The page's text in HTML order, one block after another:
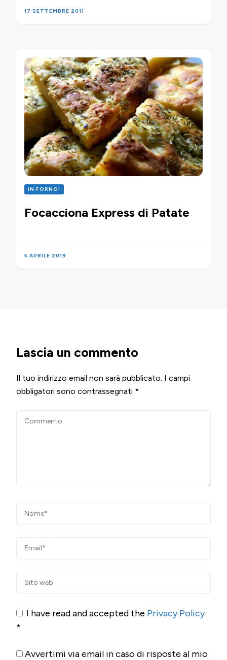
17 SETTEMBRE 2011
IN FORNO!
Focacciona Express di Patate
5 APRILE 2019
Lascia un commento
Il tuo indirizzo email non sarà pubblicato. I campi
obbligatori sono contrassegnati *
I have read and accepted the Privacy Policy
*
Avvertimi via email in caso di risposte al mio